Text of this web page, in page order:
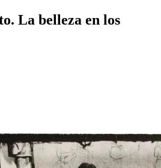
La belleza en los